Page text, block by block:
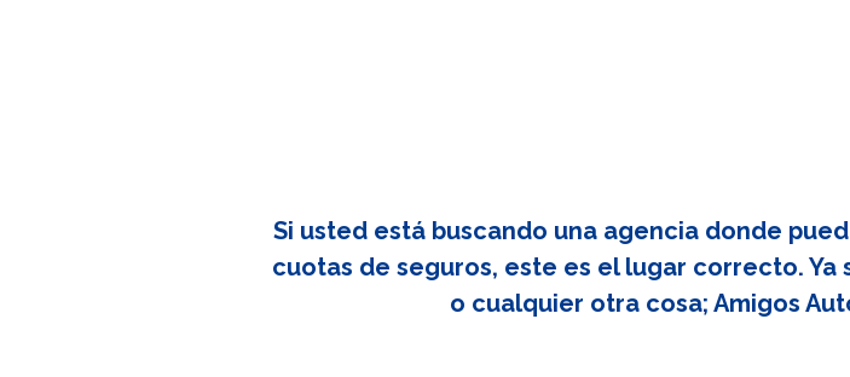
Si usted está buscando una agencia donde
cuotas de seguros, este es el lugar correcto.
o cualquier otra cosa; Amigos